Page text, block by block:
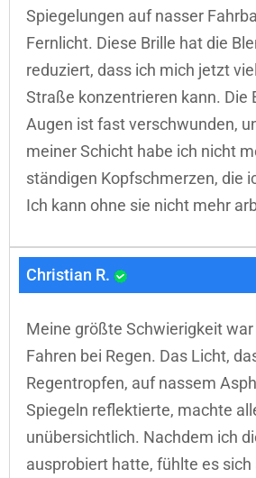
Spiegelungen auf nasser
Fernlicht. Diese Brille hat die
reduziert, dass ich mich jetzt
Straße konzentrieren kann. Die
Augen ist fast verschwunden,
meiner Schicht habe ich nicht
ständigen Kopfschmerzen, die
Ich kann ohne sie nicht mehr
Christian R.
Meine größte Schwierigkeit
Fahren bei Regen. Das Licht,
Regentropfen, auf nassem
Spiegeln reflektierte, machte
unübersichtlich. Nachdem ich
ausprobiert hatte, fühlte es sich